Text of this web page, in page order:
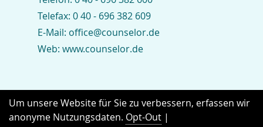
Telefax: 0 40 - 696 382 609
E-Mail: office@counselor.de
Web: www.counselor.de
Kontakt Impressum Datenschutz
Um unsere Website für Sie zu verbessern, erfassen wir
anonyme Nutzungsdaten. Opt-Out |